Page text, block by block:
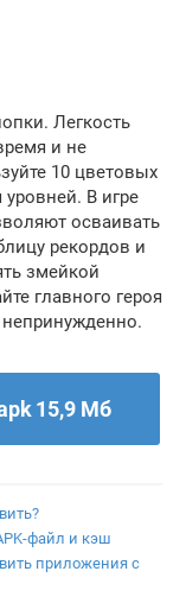
Легкость
и не
10 цветовых
В игре
осваивать
рекордов и
змейкой
главного героя
15,9 Мб
файл и кэш
приложения с